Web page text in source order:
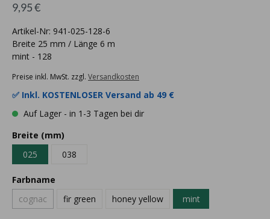
9,95 €
Artikel-Nr: 941-025-128-6
Breite 25 mm / Länge 6 m
mint - 128
Preise inkl. MwSt. zzgl. Versandkosten
✅ Inkl. KOSTENLOSER Versand ab 49 €
Auf Lager - in 1-3 Tagen bei dir
Breite (mm)
025
038
Farbname
cognac
fir green honey yellow mint